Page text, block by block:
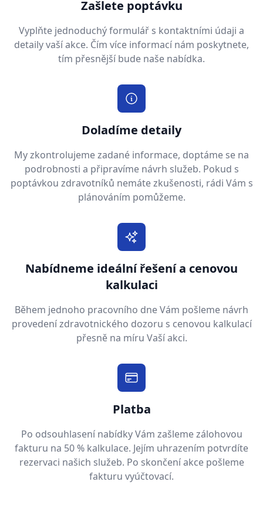
Zašlete poptávku
Vyplňte jednoduchý formulář s kontaktními údaji a
detaily vaší akce. Čím více informací nám poskytnete,
tím přesnější bude naše nabídka.
Doladíme detaily
My zkontrolujeme zadané informace, doptáme se na
podrobnosti a připravíme návrh služeb. Pokud s
poptávkou zdravotníků nemáte zkušenosti, rádi Vám s
plánováním pomůžeme.
Nabídneme ideální řešení a cenovou
kalkulaci
Během jednoho pracovního dne Vám pošleme návrh
provedení zdravotnického dozoru s cenovou kalkulací
přesně na míru Vaší akci.
Platba
Po odsouhlasení nabídky Vám zašleme zálohovou
fakturu na 50 % kalkulace. Jejím uhrazením potvrdíte
rezervaci našich služeb. Po skončení akce pošleme
fakturu vyúčtovací.